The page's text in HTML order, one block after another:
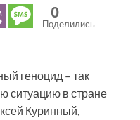
0
Поделились
геноцид – так
ситуацию в стране
Куринный,